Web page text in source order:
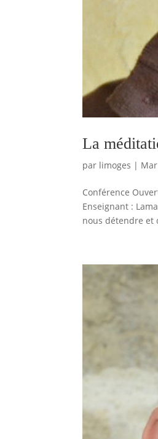
La
par limoges |
Conférence
Enseignant :
nous détendre et